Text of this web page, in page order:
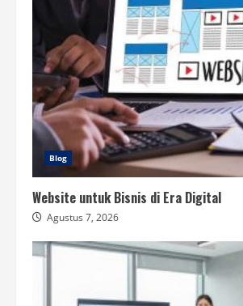
Blog
Website untuk Bisnis di Era Digital
Agustus 7, 2026